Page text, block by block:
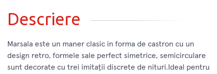
Descriere
Marsala este un maner clasic in forma de castron cu un
design retro, formele sale perfect simetrice, semicirculare
sunt decorate cu trei imitații discrete de nituri.Ideal pentru